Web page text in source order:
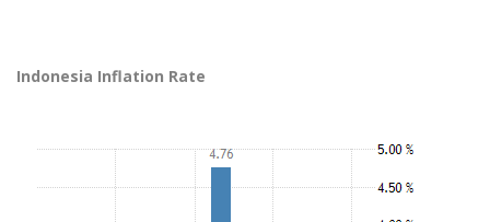
Indonesia Inflation Rate